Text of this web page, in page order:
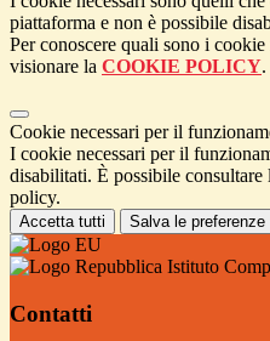
piattaforma e non è possibile
Per conoscere quali sono i
visionare la COOKIE POLICY.
Cookie necessari per il
I cookie necessari per il
disabilitati. È possibile
policy.
Accetta tutti Salva le preferenze
Istituto
Contatti